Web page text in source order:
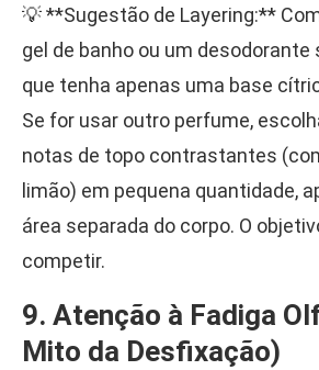
💡 **Sugestão de Layering:**
gel de banho ou um desodorante
que tenha apenas uma base
Se for usar outro perfume,
notas de topo contrastantes
limão) em pequena quantidade,
área separada do corpo. O
competir.
9. Atenção à Fadiga
Mito da Desfixação)